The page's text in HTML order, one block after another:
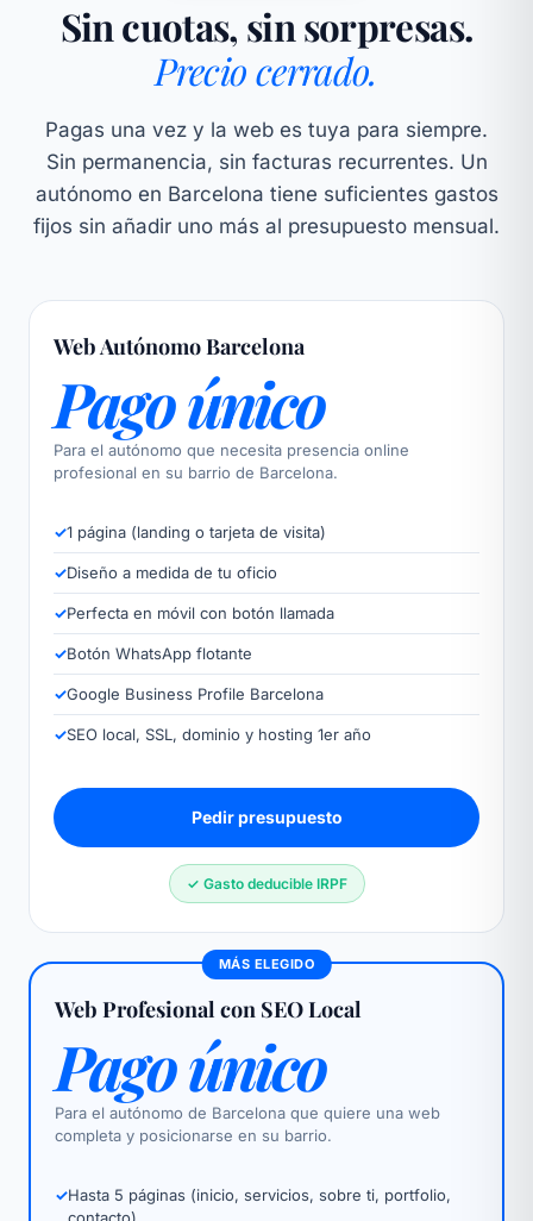
Sin cuotas, sin sorpresas.
Precio cerrado.
Pagas una vez y la web es tuya para siempre.
Sin permanencia, sin facturas recurrentes. Un
autónomo en Barcelona tiene suficientes gastos
fijos sin añadir uno más al presupuesto mensual.
Web Autónomo Barcelona
Pago único
Para el autónomo que necesita presencia online
profesional en su barrio de Barcelona.
✓1 página (landing o tarjeta de visita)
✓Diseño a medida de tu oficio
✓Perfecta en móvil con botón llamada
✓Botón WhatsApp flotante
✓Google Business Profile Barcelona
✓SEO local, SSL, dominio y hosting 1er año
Pedir presupuesto
✓ Gasto deducible IRPF
MÁS ELEGIDO
Web Profesional con SEO Local
Pago único
Para el autónomo de Barcelona que quiere una web
completa y posicionarse en su barrio.
✓Hasta 5 páginas (inicio, servicios, sobre ti, portfolio,